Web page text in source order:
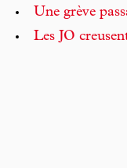
Une grève
Les JO